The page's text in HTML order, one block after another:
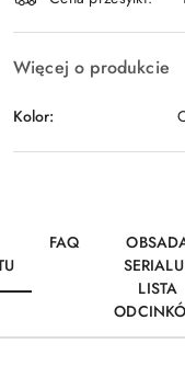
Więcej o produkcie
Kolor:
FAQ
LISTA